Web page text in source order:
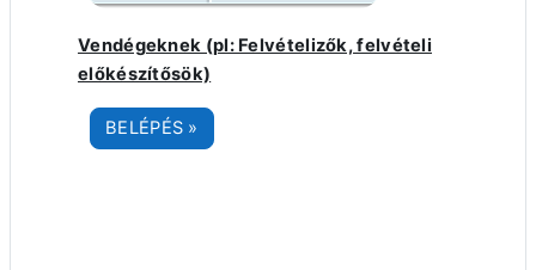
Vendégeknek (pl: Felvételizők, felvételi
előkészítősök)
BELÉPÉS »